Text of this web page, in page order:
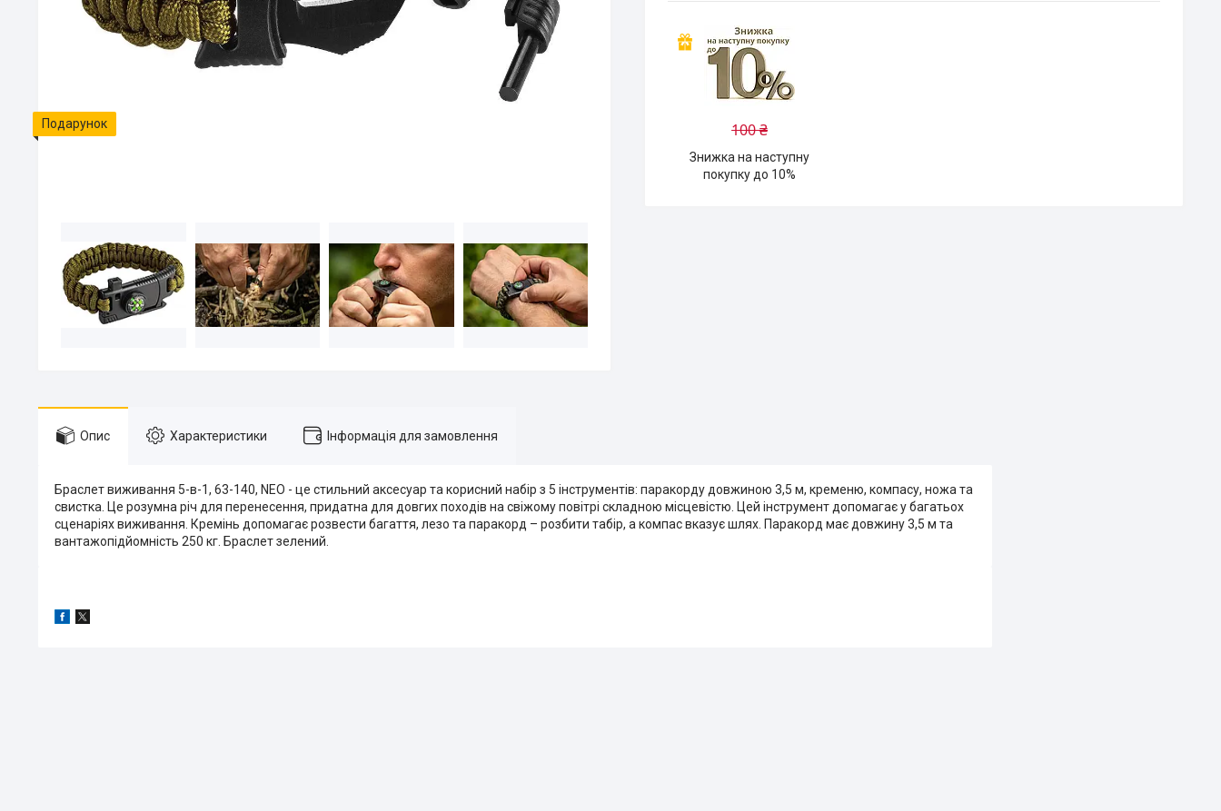
Подарунок 100 ₴
Знижка на наступну
покупку до 10%
Опис Характеристики Інформація для замовлення
Браслет виживання 5-в-1, 63-140, NEO - це стильний аксесуар та корисний набір з 5 інструментів: паракорду довжиною 3,5 м, кременю, компасу, ножа та
свистка. Це розумна річ для перенесення, придатна для довгих походів на свіжому повітрі складною місцевістю. Цей інструмент допомагає у багатьох
сценаріях виживання. Кремінь допомагає розвести багаття, лезо та паракорд – розбити табір, а компас вказує шлях. Паракорд має довжину 3,5 м та
вантажопідйомність 250 кг. Браслет зелений.